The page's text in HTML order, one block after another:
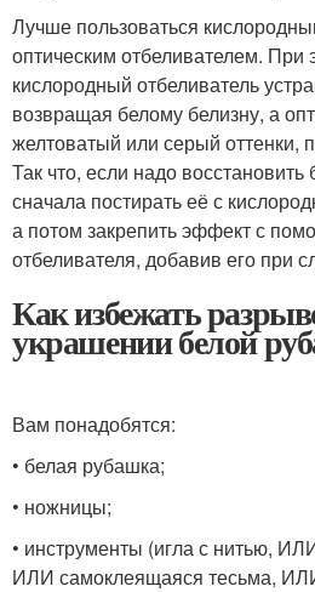
Лучше пользоваться
оптическим отбеливателем. При
кислородный отбеливатель
возвращая белому белизну, а
желтоватый или серый оттенки,
Так что, если надо
сначала постирать её с
а потом закрепить эффект с
отбеливателя, добавив его при
Как избежать
украшении белой
Вам понадобятся:
• белая рубашка;
• ножницы;
• инструменты (игла с нитью,
ИЛИ самоклеящаяся тесьма,